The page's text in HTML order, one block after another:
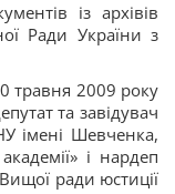
із архівів
Ради України з
травня 2009 року
та завідувач
імені Шевченка,
і нардеп
ради юстиції